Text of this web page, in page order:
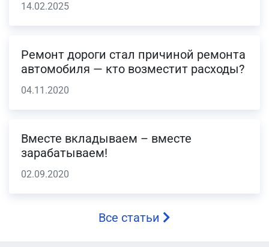
14.02.2025
Ремонт дороги стал причиной ремонта
автомобиля — кто возместит расходы?
04.11.2020
Вместе вкладываем – вместе
зарабатываем!
02.09.2020
Все статьи